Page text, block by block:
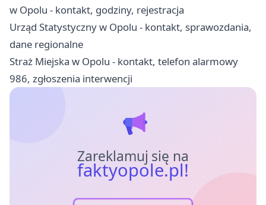
w Opolu - kontakt, godziny, rejestracja
Urząd Statystyczny w Opolu - kontakt, sprawozdania,
dane regionalne
Straż Miejska w Opolu - kontakt, telefon alarmowy
986, zgłoszenia interwencji
Zareklamuj się na
faktyopole.pl!